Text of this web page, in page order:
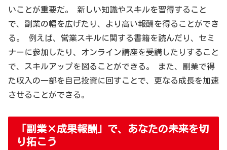
いことが重要だ。 新しい知識やスキルを習得すること
で、副業の幅を広げたり、より高い報酬を得ることができ
る。 例えば、営業スキルに関する書籍を読んだり、セミ
ナーに参加したり、オンライン講座を受講したりすること
で、スキルアップを図ることができる。 また、副業で得
た収入の一部を自己投資に回すことで、更なる成長を加速
させることができる。
「副業×成果報酬」で、あなたの未来を切
り拓こう